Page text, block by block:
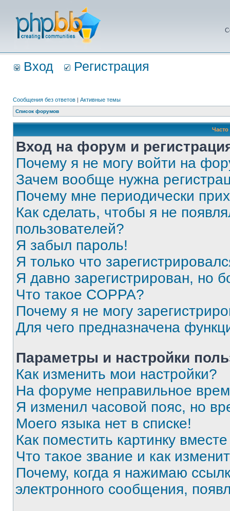
Вход Регистрация
Сообщения без ответов | Активные темы
Список форумов
Вход на форум и
Почему я не могу войти на
Зачем вообще нужна
Почему мне периодически
Как сделать, чтобы я не
пользователей?
Я забыл пароль!
Я только что
Я давно зарегистрирован, но
Что такое COPPA?
Почему я не могу
Для чего предназначена
Параметры и настройки
Как изменить мои настройки?
На форуме неправильное
Я изменил часовой пояс, но
Моего языка нет в списке!
Как поместить картинку
Что такое звание и как
Почему, когда я нажимаю
электронного сообщения,